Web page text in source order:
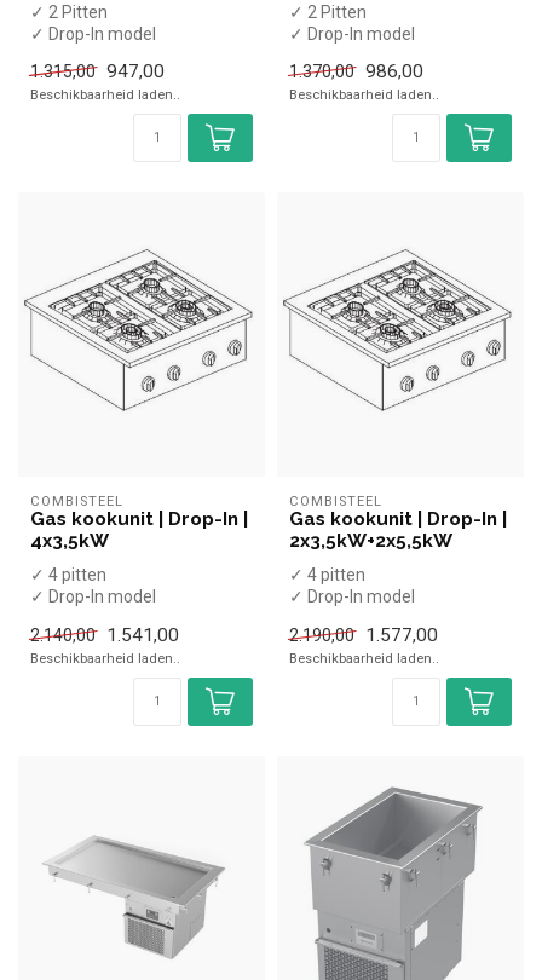
✓ 2 Pitten
✓ Drop-In model
✓ Aardgas
1.315,00 947,00
Beschikbaarheid laden..
✓ 2 Pitten
✓ Drop-In model
✓ Aardgas
1.370,00 986,00
Beschikbaarheid laden..
COMBISTEEL
Gas kookunit | Drop-In |
4x3,5kW
✓ 4 pitten
✓ Drop-In model
✓ Aardgas
2.140,00 1.541,00
Beschikbaarheid laden..
COMBISTEEL
Gas kookunit | Drop-In |
2x3,5kW+2x5,5kW
✓ 4 pitten
✓ Drop-In model
✓ Aardgas
2.190,00 1.577,00
Beschikbaarheid laden..